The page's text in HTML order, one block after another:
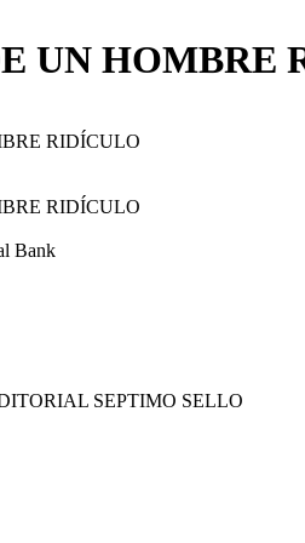
UN HOMBRE
SEPTIMO SELLO